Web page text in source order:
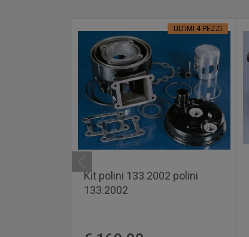
ULTIMI 4 PEZZI
Kit polini 133.2002 polini
133.2002